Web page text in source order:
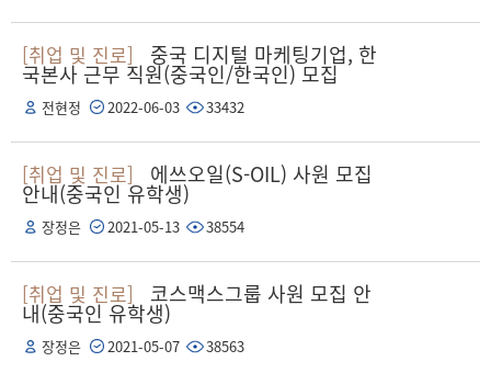
[취업 및 진로] 중국 디지털 마케팅기업, 한
국본사 근무 직원(중국인/한국인) 모집
전현정 2022-06-03 33432
[취업 및 진로] 에쓰오일(S-OIL) 사원 모집
안내(중국인 유학생)
장정은 2021-05-13 38554
[취업 및 진로] 코스맥스그룹 사원 모집 안
내(중국인 유학생)
장정은 2021-05-07 38563